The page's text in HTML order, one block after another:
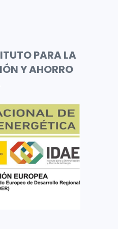
PARA LA
Y AHORRO